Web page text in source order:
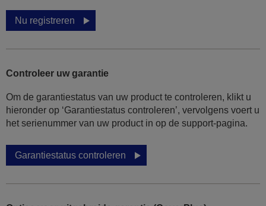
Nu registreren
Controleer uw garantie
Om de garantiestatus van uw product te controleren, klikt u
hieronder op ‘Garantiestatus controleren’, vervolgens voert u
het serienummer van uw product in op de support-pagina.
Garantiestatus controleren